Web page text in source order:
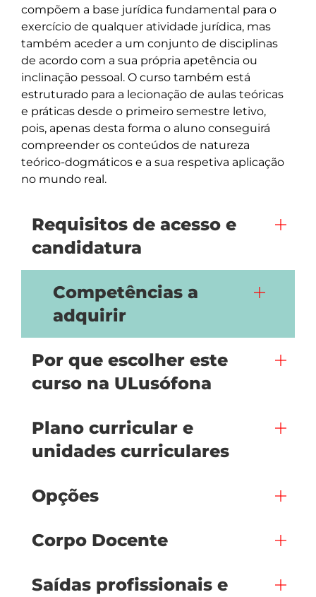
compõem a base jurídica fundamental para o
exercício de qualquer atividade jurídica, mas
também aceder a um conjunto de disciplinas
de acordo com a sua própria apetência ou
inclinação pessoal. O curso também está
estruturado para a lecionação de aulas teóricas
e práticas desde o primeiro semestre letivo,
pois, apenas desta forma o aluno conseguirá
compreender os conteúdos de natureza
teórico-dogmáticos e a sua respetiva aplicação
no mundo real.
Requisitos de acesso e
candidatura
Competências a
adquirir
Por que escolher este
curso na ULusófona
Plano curricular e
unidades curriculares
Opções
Corpo Docente
Saídas profissionais e